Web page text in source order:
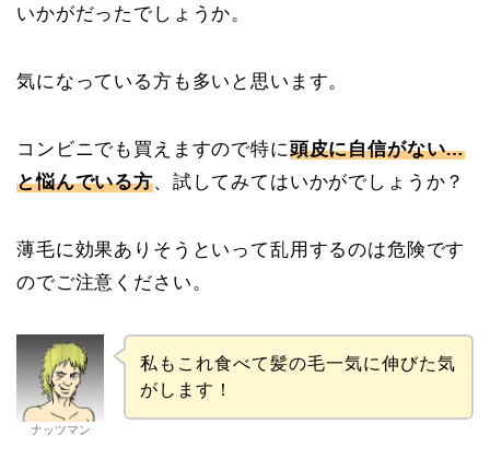
いかがだったでしょうか。
気になっている方も多いと思います。
コンビニでも買えますので特に頭皮に自信がない…
と悩んでいる方、試してみてはいかがでしょうか？
薄毛に効果ありそうといって乱用するのは危険です
のでご注意ください。
ナッツマン
私もこれ食べて髪の毛一気に伸びた気
がします！